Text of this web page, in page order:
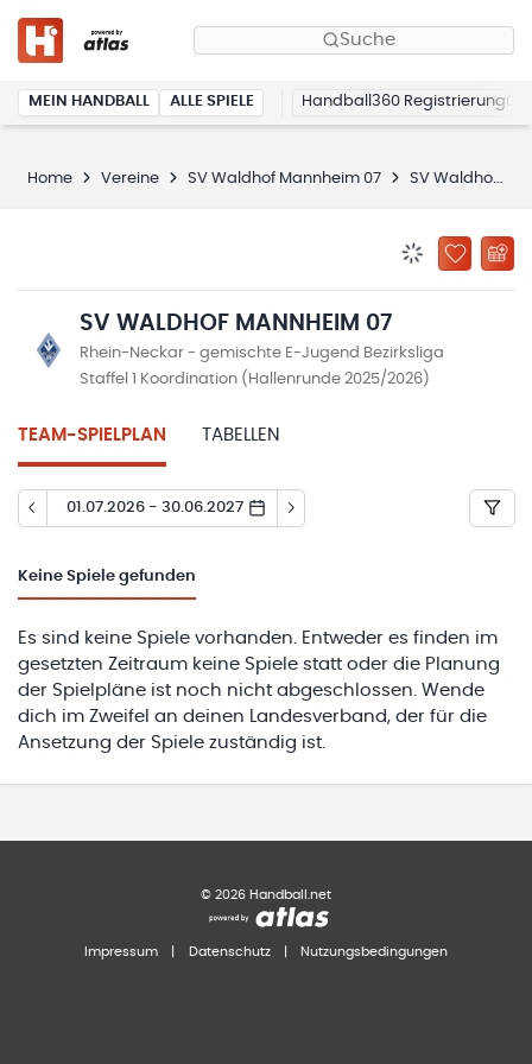
Suche
MEIN HANDBALL ALLE SPIELE Handball360 Registrierung
Home Vereine SV Waldhof Mannheim 07 SV Waldhof Mannheim 07
ZU
SV WALDHOF MANNHEIM 07
Rhein-Neckar - gemischte E-Jugend Bezirksliga
Staffel 1 Koordination (Hallenrunde 2025/2026)
TEAM-SPIELPLAN TABELLEN
01.07.2026 - 30.06.2027
Keine Spiele gefunden
Es sind keine Spiele vorhanden. Entweder es finden im
gesetzten Zeitraum keine Spiele statt oder die Planung
der Spielpläne ist noch nicht abgeschlossen. Wende
dich im Zweifel an deinen Landesverband, der für die
Ansetzung der Spiele zuständig ist.
© 2026 Handball.net
Impressum Datenschutz Nutzungsbedingungen